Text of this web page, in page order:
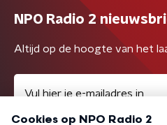
NPO Radio 2
Altijd op de hoogte van het